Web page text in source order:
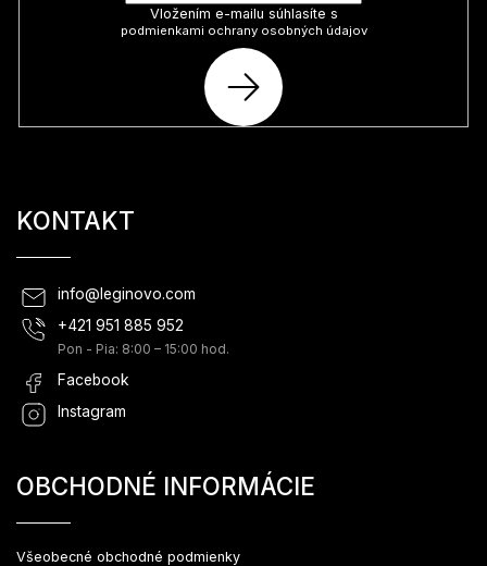
Vložením e-mailu súhlasíte s
podmienkami ochrany osobných údajov
PRIHLÁSIŤ
SA
KONTAKT
info@ leginovo.com
+421 951 885 952
Pon - Pia: 8:00 – 15:00 hod.
Facebook
Instagram
OBCHODNÉ INFORMÁCIE
Všeobecné obchodné podmienky